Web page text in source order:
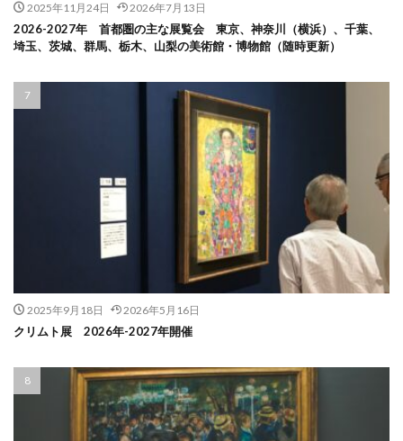
2025年11月24日 2026年7月13日
2026-2027年 首都圏の主な展覧会 東京、神奈川（横浜）、千葉、
埼玉、茨城、群馬、栃木、山梨の美術館・博物館（随時更新）
2025年9月18日 2026年5月16日
クリムト展 2026年-2027年開催